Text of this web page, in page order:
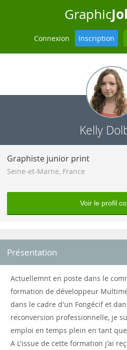
Graphic
Connexion Inscription
Kelly
Graphiste junior print
Seine-et-Marne, France
Voir le profil
Présentation
Actuellemnt en poste dans le
formation de développeur
dans le cadre d'un Fongécif et
reconversion professionnelle, je
emploi en temps plein en tant
A L'issue de cette formation j'ai